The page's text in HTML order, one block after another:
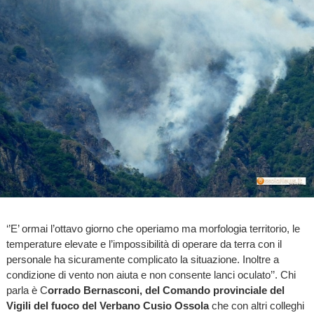
‘’E’ ormai l’ottavo giorno che operiamo ma morfologia territorio, le
temperature elevate e l’impossibilità di operare da terra con il
personale ha sicuramente complicato la situazione. Inoltre a
condizione di vento non aiuta e non consente lanci oculato’’. Chi
parla è Corrado Bernasconi, del Comando provinciale del
Vigili del fuoco del Verbano Cusio Ossolache con altri colleghi